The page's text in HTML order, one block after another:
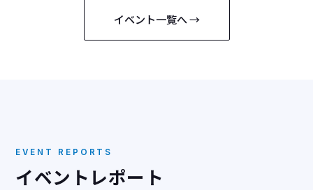
イベント一覧へ →
EVENT REPORTS
イベントレポート